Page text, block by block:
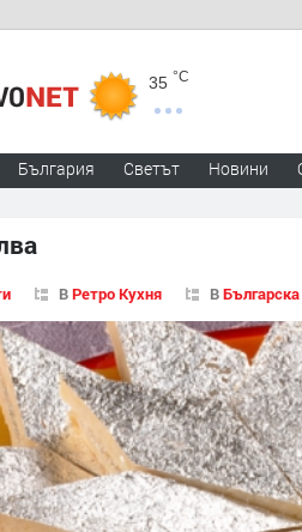
35 °C
България Светът Новини
ВРетро Кухня В